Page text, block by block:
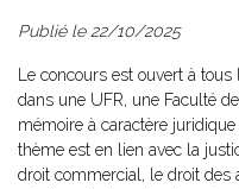
Publié le 22/10/2025
Le concours est ouvert à
dans une UFR, une Faculté
mémoire à caractère
thème est en lien avec la
droit commercial, le droit des